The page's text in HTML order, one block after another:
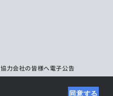
同意する
協力会社の皆様へ電子公告